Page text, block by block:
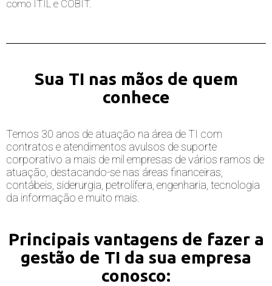
como ITIL e COBIT.
Sua TI nas mãos de quem
conhece
Temos 30 anos de atuação na área de TI com
contratos e atendimentos avulsos de suporte
corporativo a mais de mil empresas de vários ramos de
atuação, destacando-se nas áreas financeiras,
contábeis, siderurgia, petrolífera, engenharia, tecnologia
da informação e muito mais.
Principais vantagens de fazer a
gestão de TI da sua empresa
conosco: